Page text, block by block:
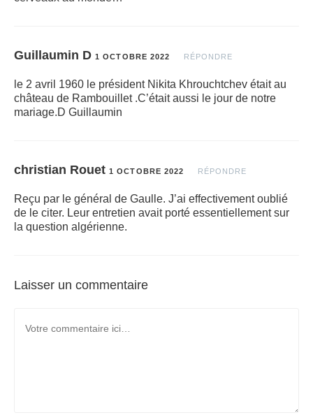
Guillaumin D 1 OCTOBRE 2022 RÉPONDRE
le 2 avril 1960 le président Nikita Khrouchtchev était au
château de Rambouillet .C’était aussi le jour de notre
mariage.D Guillaumin
christian Rouet 1 OCTOBRE 2022 RÉPONDRE
Reçu par le général de Gaulle. J’ai effectivement oublié
de le citer. Leur entretien avait porté essentiellement sur
la question algérienne.
Laisser un commentaire